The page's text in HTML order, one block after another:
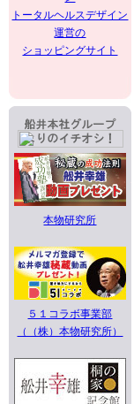
トータルヘルスデザイン
運営の
ショッピングサイト
本物研究所
５１コラボ事業部
（（株）本物研究所）